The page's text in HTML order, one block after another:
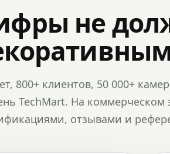
не
800+ клиентов, 50 000+
TechMart. На
отзывами и